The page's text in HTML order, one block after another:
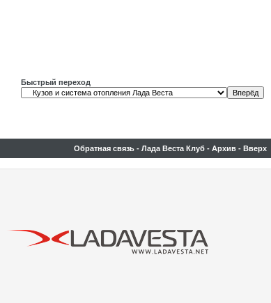
Быстрый переход
Обратная связь - Лада Веста Клуб - Архив - Вверх